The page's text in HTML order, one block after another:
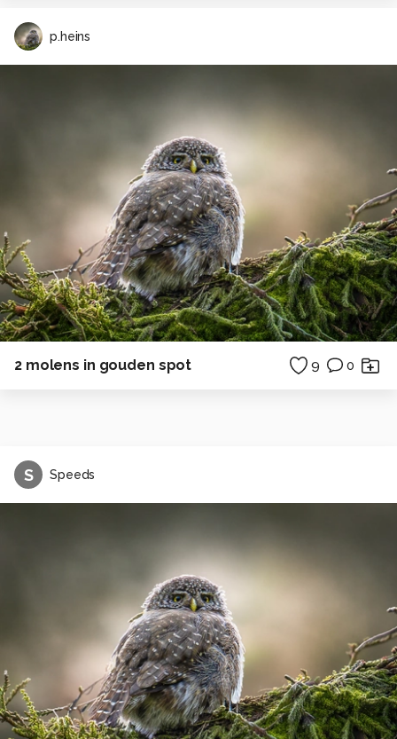
p.heins
2 molens in gouden spot 9 0
S Speeds